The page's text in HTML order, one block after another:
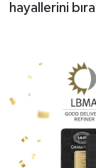
hayallerini